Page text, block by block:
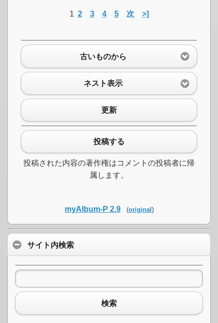
1 2 3 4 5 次 >]
古いものから
ネスト表示
更新
投稿する
投稿された内容の著作権はコメントの投稿者に帰
属します。
myAlbum-P 2.9 (original )
サイト内検索
検索